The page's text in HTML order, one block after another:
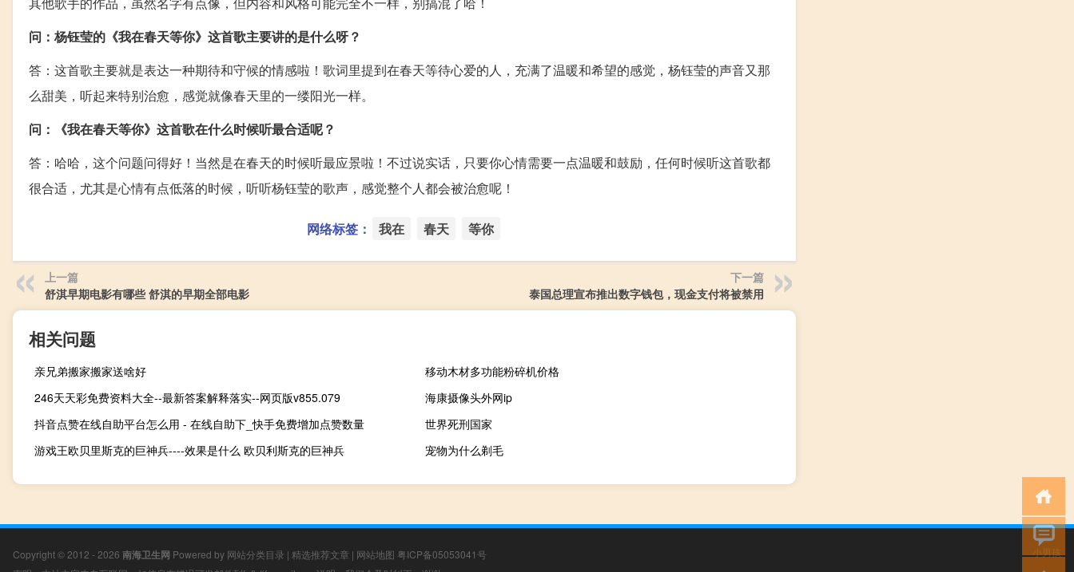
问：杨钰莹的《我在春天等你》这首歌主要讲的是什么呀？
答：这首歌主要就是表达一种期待和守候的情感啦！歌词里提到在春天等待心爱的人，充满了温暖和希望的感觉，杨钰莹的声音又那
么甜美，听起来特别治愈，感觉就像春天里的一缕阳光一样。
问：《我在春天等你》这首歌在什么时候听最合适呢？
答：哈哈，这个问题问得好！当然是在春天的时候听最应景啦！不过说实话，只要你心情需要一点温暖和鼓励，任何时候听这首歌都
很合适，尤其是心情有点低落的时候，听听杨钰莹的歌声，感觉整个人都会被治愈呢！
网络标签： 我在 春天 等你
上一篇
舒淇早期电影有哪些 舒淇的早期全部电影
下一篇
泰国总理宣布推出数字钱包，现金支付将被禁用
相关问题
亲兄弟搬家搬家送啥好
移动木材多功能粉碎机价格
246天天彩免费资料大全--最新答案解释落实--网页版v855.079
海康摄像头外网ip
抖音点赞在线自助平台怎么用 - 在线自助下_快手免费增加点赞数量
世界死刑国家
游戏王欧贝里斯克的巨神兵----效果是什么 欧贝利斯克的巨神兵
宠物为什么剃毛
Copyright © 2012 - 2026 南海卫生网 Powered by 网站分类目录 | 精选推荐文章 | 网站地图 粤ICP备05053041号